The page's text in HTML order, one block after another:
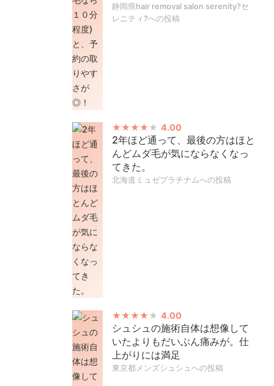
静岡県hair removal salon serenity?セ
レニティ?への投稿
4.00
2年ほど通って、最後の方はほと
んどムダ毛が気にならなくなっ
てきた。
北海道ミュゼプラチナムへの投稿
4.00
シュシュの施術自体は想像して
いたよりもだいぶん痛みが。仕
上がりには満足
東京都メンズシュシュへの投稿